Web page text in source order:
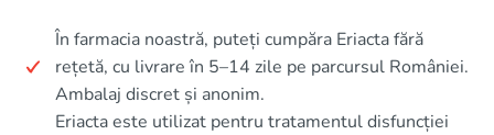
În farmacia noastră, puteți cumpăra Eriacta fără
rețetă, cu livrare în 5–14 zile pe parcursul României.
Ambalaj discret și anonim.
Eriacta este utilizat pentru tratamentul disfuncției